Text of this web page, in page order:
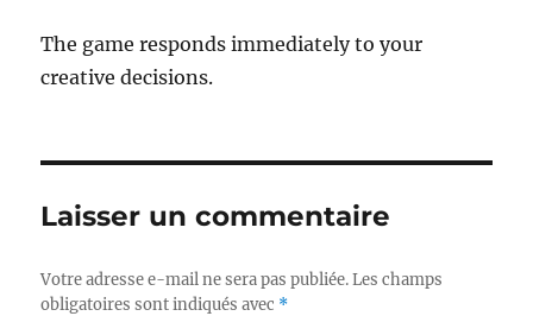
The game responds immediately to your
creative decisions.
Laisser un commentaire
Votre adresse e-mail ne sera pas publiée. Les champs
obligatoires sont indiqués avec *